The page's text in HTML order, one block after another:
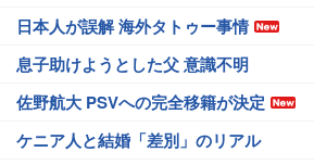
日本人が誤解 海外タトゥー事情
息子助けようとした父 意識不明
佐野航大 PSVへの完全移籍が決定
ケニア人と結婚「差別」のリアル